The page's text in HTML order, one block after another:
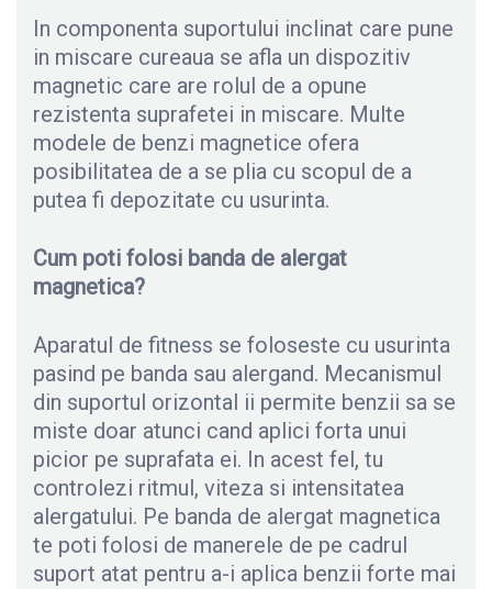
In componenta suportului inclinat care pune
in miscare cureaua se afla un dispozitiv
magnetic care are rolul de a opune
rezistenta suprafetei in miscare. Multe
modele de benzi magnetice ofera
posibilitatea de a se plia cu scopul de a
putea fi depozitate cu usurinta.
Cum poti folosi banda de alergat
magnetica?
Aparatul de fitness se foloseste cu usurinta
pasind pe banda sau alergand. Mecanismul
din suportul orizontal ii permite benzii sa se
miste doar atunci cand aplici forta unui
picior pe suprafata ei. In acest fel, tu
controlezi ritmul, viteza si intensitatea
alergatului. Pe banda de alergat magnetica
te poti folosi de manerele de pe cadrul
suport atat pentru a-i aplica benzii forte mai